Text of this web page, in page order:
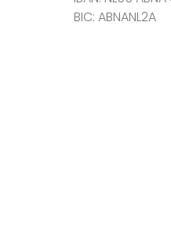
BIC: ABNANL2A